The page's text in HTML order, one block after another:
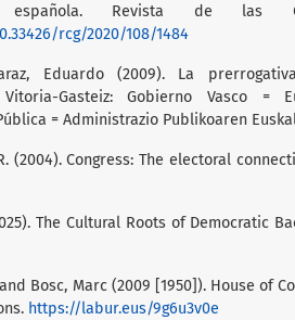
española. Revista de las
rcg/2020/108/1484
Eduardo (2009). La
Vitoria-Gasteiz: Gobierno Vasco =
= Administrazio Publikoaren
(2004). Congress: The electoral
The Cultural Roots of Democratic
Bosc, Marc (2009 [1950]). House of
https://labur.eus/9g6u3v0e